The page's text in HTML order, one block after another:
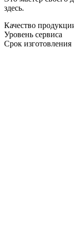
здесь.
Качество
Уровень сервиса
Срок изготовления